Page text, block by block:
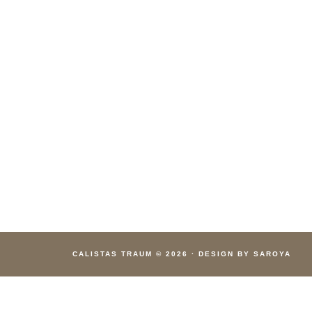
CALISTAS TRAUM © 2026 · DESIGN BY SAROYA